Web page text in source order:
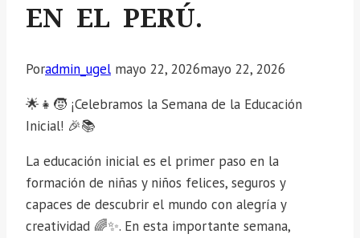
EN EL PERÚ.
Poradmin_ugel mayo 22, 2026mayo 22, 2026
🌟👧🧒 ¡Celebramos la Semana de la Educación
Inicial! 🎉📚
La educación inicial es el primer paso en la
formación de niñas y niños felices, seguros y
capaces de descubrir el mundo con alegría y
creatividad 🌈✨. En esta importante semana,